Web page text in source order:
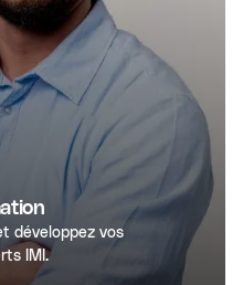
développez vos
IMI.